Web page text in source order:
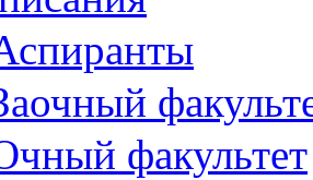
факультет